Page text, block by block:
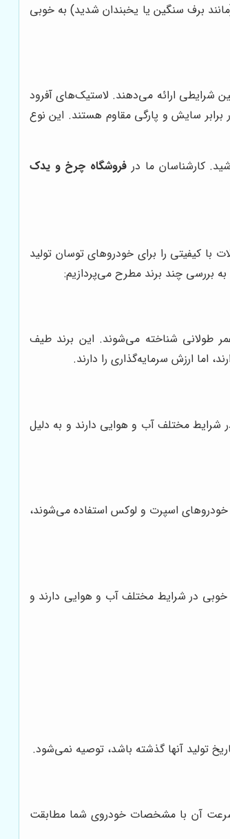
برف سنگین یا یخبندان شدید) به خوبی
شرایطی ارائه می‌دهند. لاستیک‌های آفرود
سایش و پارگی مقاوم هستند. این نوع
کارشناسان ما در فروشگاه چرخ و یدک
با کیفیتی را برای خودروهای توسان تولید
به بررسی چند برند مطرح می‌پردازیم:
طولانی شناخته می‌شوند. این برند طیف
اما ارزش سرمایه‌گذاری را دارند.
شرایط مختلف آب و هوایی دارند و به دلیل
خودروهای اسپرت و لوکس استفاده می‌شوند،
خوبی در شرایط مختلف آب و هوایی دارند و
آن با مشخصات خودروی شما مطابقت